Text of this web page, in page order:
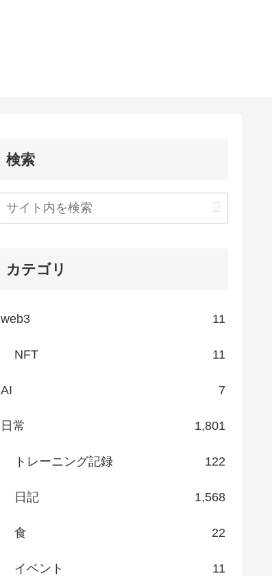
検索
カテゴリ
web3 11
NFT 11
AI 7
日常 1,801
トレーニング記録 122
日記 1,568
食 22
イベント 11